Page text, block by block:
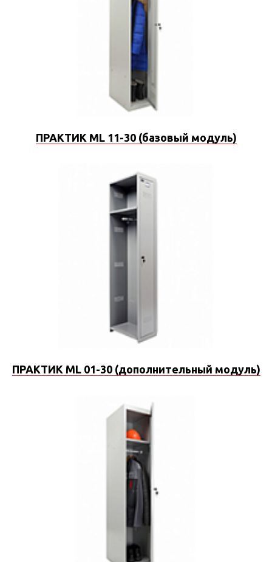
ПРАКТИК ML 11-30 (базовый модуль)
ПРАКТИК ML 01-30 (дополнительный модуль)